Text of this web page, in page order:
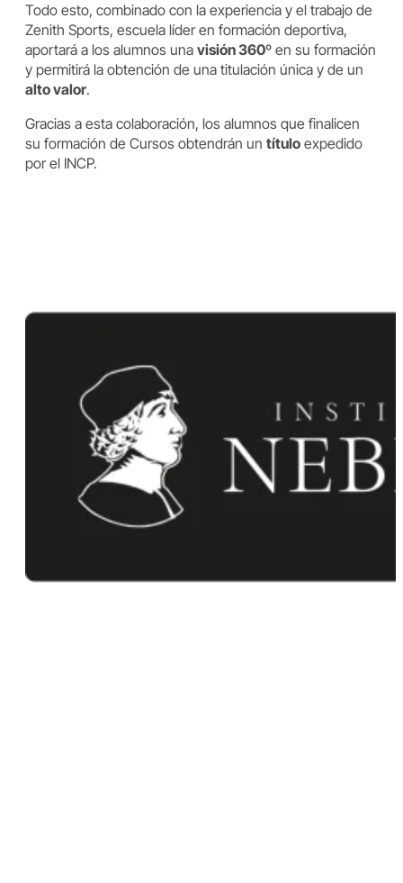
Todo esto, combinado con la experiencia y el trabajo de
Zenith Sports, escuela líder en formación deportiva,
aportará a los alumnos una visión 360º en su formación
y permitirá la obtención de una titulación única y de un
alto valor.
Gracias a esta colaboración, los alumnos que finalicen
su formación de Cursos obtendrán un título expedido
por el INCP.